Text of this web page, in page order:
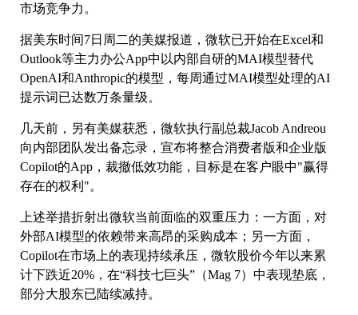
市场竞争力。
据美东时间7日周二的美媒报道，微软已开始在Excel和
Outlook等主力办公App中以内部自研的MAI模型替代
OpenAI和Anthropic的模型，每周通过MAI模型处理的AI
提示词已达数万条量级。
几天前，另有美媒获悉，微软执行副总裁Jacob Andreou
向内部团队发出备忘录，宣布将整合消费者版和企业版
Copilot的App，裁撤低效功能，目标是在客户眼中"赢得
存在的权利"。
上述举措折射出微软当前面临的双重压力：一方面，对
外部AI模型的依赖带来高昂的采购成本；另一方面，
Copilot在市场上的表现持续承压，微软股价今年以来累
计下跌近20%，在“科技七巨头”（Mag 7）中表现垫底，
部分大股东已陆续减持。